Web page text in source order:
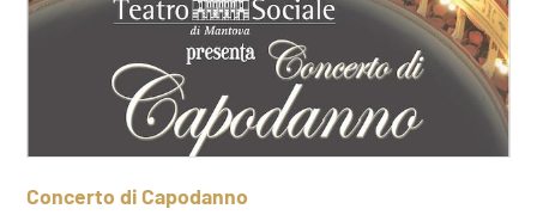
Concerto di Capodanno